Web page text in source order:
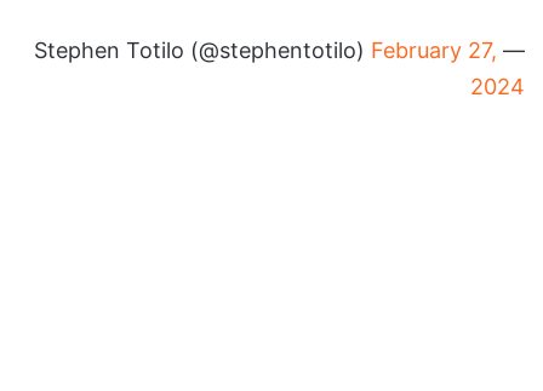
— Stephen Totilo (@stephentotilo)
February 27,
2024